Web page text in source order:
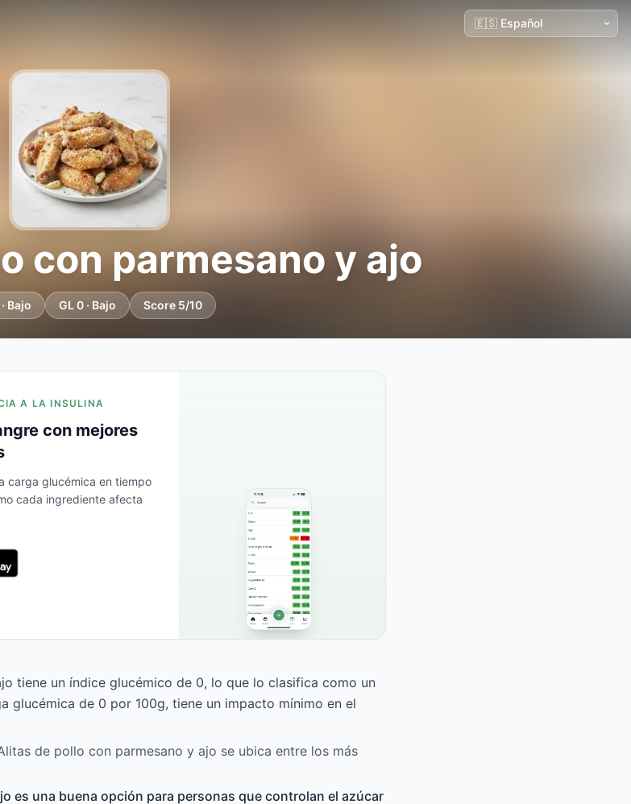
con parmesano y ajo
Bajo GL 0 · Bajo Score 5/10
A LA INSULINA
con mejores
carga glucémica en tiempo
cada ingrediente afecta
tiene un índice glucémico de 0, lo que lo clasifica como un
glucémica de 0 por 100g, tiene un impacto mínimo en el
de pollo con parmesano y ajo se ubica entre los más
es una buena opción para personas que controlan el azúcar